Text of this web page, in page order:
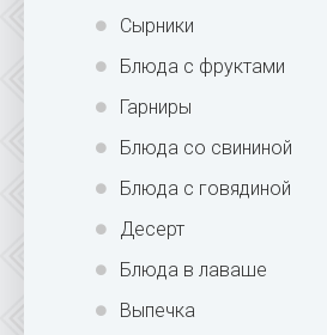
Сырники
Блюда с фруктами
Гарниры
Блюда со свининой
Блюда с говядиной
Десерт
Блюда в лаваше
Выпечка